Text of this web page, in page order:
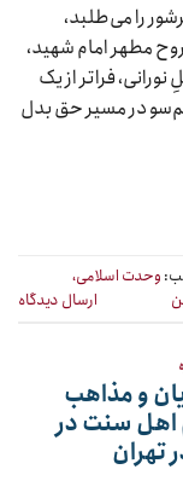
را می‌طلبد،
مطهر امام شهید،
فراتر از یک
در مسیر حق بدل
وحدت اسلامی،
ارسال دیدگاه
و مذاهب
اهل سنت در
تهران